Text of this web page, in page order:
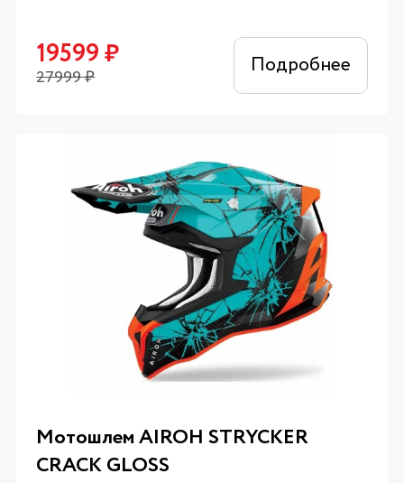
19599₽
27999₽ Подробнее
Мотошлем AIROH STRYCKER
CRACK GLOSS